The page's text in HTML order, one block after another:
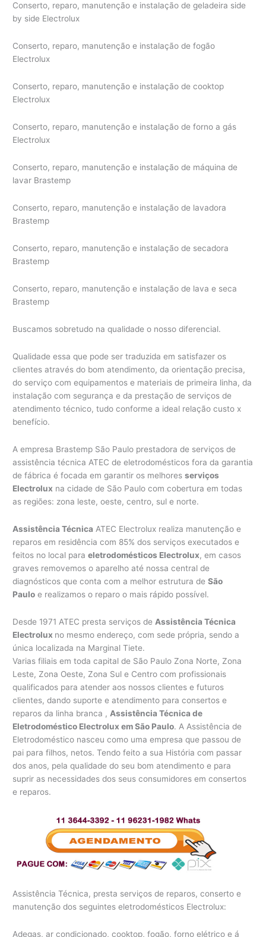
Conserto, reparo, manutenção e instalação de geladeira side
by side Electrolux
Conserto, reparo, manutenção e instalação de fogão
Electrolux
Conserto, reparo, manutenção e instalação de cooktop
Electrolux
Conserto, reparo, manutenção e instalação de forno a gás
Electrolux
Conserto, reparo, manutenção e instalação de máquina de
lavar Brastemp
Conserto, reparo, manutenção e instalação de lavadora
Brastemp
Conserto, reparo, manutenção e instalação de secadora
Brastemp
Conserto, reparo, manutenção e instalação de lava e seca
Brastemp
Buscamos sobretudo na qualidade o nosso diferencial.
Qualidade essa que pode ser traduzida em satisfazer os
clientes através do bom atendimento, da orientação precisa,
do serviço com equipamentos e materiais de primeira linha, da
instalação com segurança e da prestação de serviços de
atendimento técnico, tudo conforme a ideal relação custo x
benefício.
A empresa Brastemp São Paulo prestadora de serviços de
assistência técnica ATEC de eletrodomésticos fora da garantia
de fábrica é focada em garantir os melhoresserviços
Electrolux na cidade de São Paulo com cobertura em todas
as regiões: zona leste, oeste, centro, sul e norte.
Assistência Técnica ATEC Electrolux realiza manutenção e
reparos em residência com 85% dos serviços executados e
feitos no local paraeletrodomésticos Electrolux, em casos
graves removemos o aparelho até nossa central de
diagnósticos que conta com a melhor estrutura deSão
Paulo e realizamos o reparo o mais rápido possível.
Desde 1971 ATEC presta serviços de Assistência Técnica
Electrolux no mesmo endereço, com sede própria, sendo a
única localizada na Marginal Tiete.
Varias filiais em toda capital de São Paulo Zona Norte, Zona
Leste, Zona Oeste, Zona Sul e Centro com profissionais
qualificados para atender aos nossos clientes e futuros
clientes, dando suporte e atendimento para consertos e
reparos da linha branca , Assistência Técnica de
Eletrodoméstico Electrolux em São Paulo. A Assistência de
Eletrodoméstico nasceu como uma empresa que passou de
pai para filhos, netos. Tendo feito a sua História com passar
dos anos, pela qualidade do seu bom atendimento e para
suprir as necessidades dos seus consumidores em consertos
e reparos.
Assistência Técnica, presta serviços de reparos, conserto e
manutenção dos seguintes eletrodomésticos Electrolux:
Adegas, ar condicionado, cooktop, fogão, forno elétrico e á